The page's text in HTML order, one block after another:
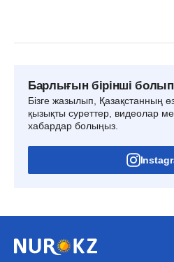
Барлығын бірінші
Бізге жазылып, Қазақстанның
қызықты суреттер, видеолар
хабардар болыңыз.